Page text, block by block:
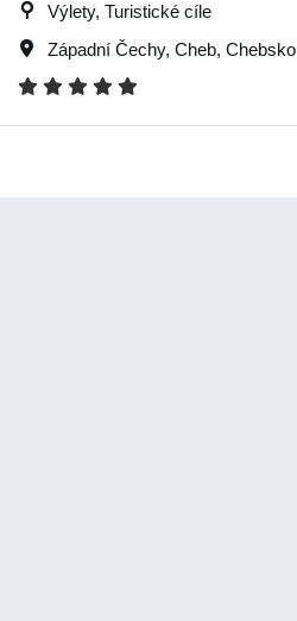
Výlety, Turistické cíle
Západní Čechy, Cheb, Chebsko